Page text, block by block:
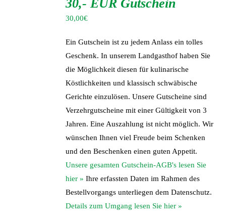
30,- EUR Gutschein
30,00€
Ein Gutschein ist zu jedem Anlass ein tolles
Geschenk. In unserem Landgasthof haben Sie
die Möglichkeit diesen für kulinarische
Köstlichkeiten und klassisch schwäbische
Gerichte einzulösen. Unsere Gutscheine sind
Verzehrgutscheine mit einer Gültigkeit von 3
Jahren. Eine Auszahlung ist nicht möglich. Wir
wünschen Ihnen viel Freude beim Schenken
und den Beschenken einen guten Appetit.
Unsere gesamten Gutschein-AGB's lesen Sie
hier » Ihre erfassten Daten im Rahmen des
Bestellvorgangs unterliegen dem Datenschutz.
Details zum Umgang lesen Sie hier »